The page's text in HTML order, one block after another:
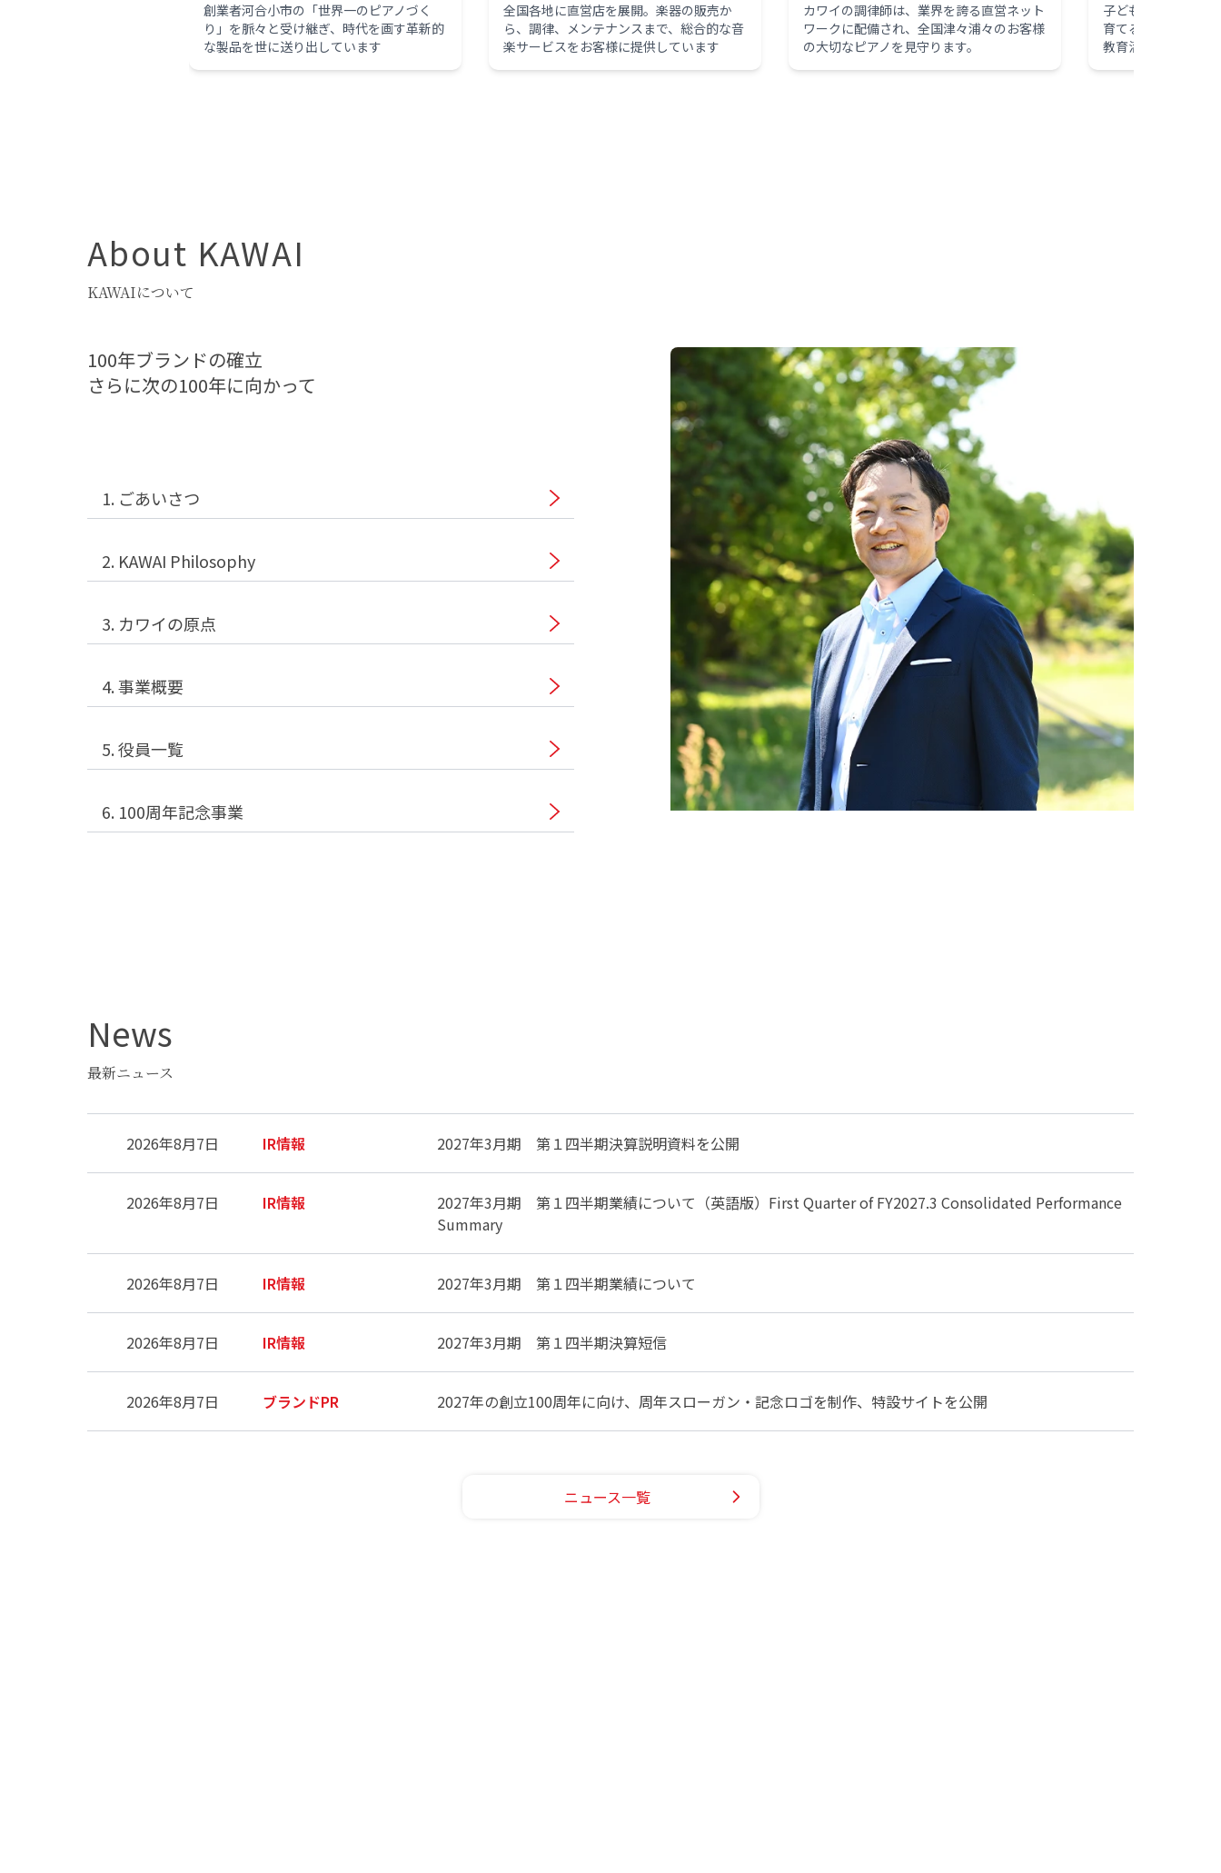
創業者河合小市の「世界一のピアノづく
り」を脈々と受け継ぎ、時代を画す革新的
な製品を世に送り出しています
全国各地に直営店を展開。楽器の販売か
ら、調律、メンテナンスまで、総合的な音
楽サービスをお客様に提供しています
カワイの調律師は、業界を誇る直営ネット
ワークに配備され、全国津々浦々のお客様
の大切なピアノを見守ります。
子どもたちの興味
育てるため、音楽
教育活動を展開して
About KAWAI
KAWAIについて
100年ブランドの確立
さらに次の100年に向かって
1. ごあいさつ
2. KAWAI Philosophy
3. カワイの原点
4. 事業概要
5. 役員一覧
6. 100周年記念事業
News
最新ニュース
2026年8月7日 IR情報 2027年3月期 第１四半期決算説明資料を公開
2026年8月7日 IR情報
2027年3月期 第１四半期業績について（英語版）First Quarter of FY2027.3 Consolidated Performance
Summary
2026年8月7日 IR情報 2027年3月期 第１四半期業績について
2026年8月7日 IR情報 2027年3月期 第１四半期決算短信
2026年8月7日 ブランドPR 2027年の創立100周年に向け、周年スローガン・記念ロゴを制作、特設サイトを公開
ニュース一覧